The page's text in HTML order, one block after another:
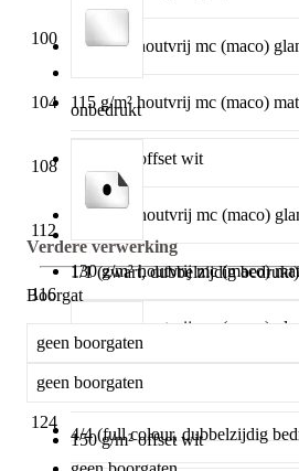
100
104
108
112
116
120
124
115 g/m² houtvrij mc (maco)
115 g/m² houtvrij mc (maco) mat
120 g/m² offset wit
130 g/m² houtvrij mc (maco)
130 g/m² houtvrij mc (maco) mat
150 g/m² houtvrij mc (maco)
150 g/m² houtvrij mc (maco) mat
150 g/m² offset wit
onbedrukt
1/1 (zwart, dubbelzijdig bedrukt)
4/4 (full colour, dubbelzijdig
Verdere verwerking
Boorgat
geen boorgaten
geen boorgaten